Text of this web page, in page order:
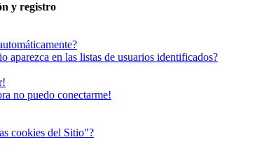
y registro
aparezca en las listas de usuarios identificados?
no puedo conectarme!
cookies del Sitio"?